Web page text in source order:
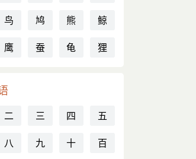
鸟 鸠 熊
鲸
鹰 蚕 龟 狸
二 三 四
五
八 九 十
百